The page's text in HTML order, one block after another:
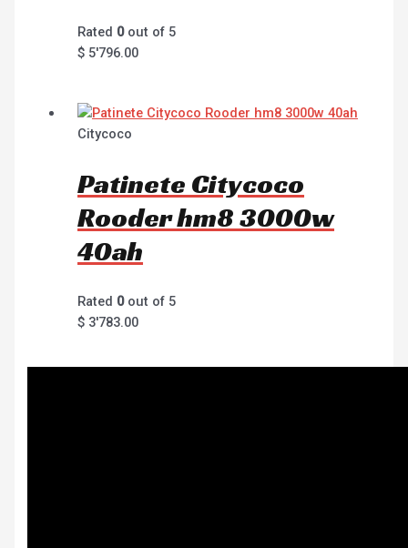
Rated 0out of 5
$ 5'796.00
Citycoco
Patinete Citycoco
Rooder hm8 3000w
40ah
Rated 0out of 5
$ 3'783.00